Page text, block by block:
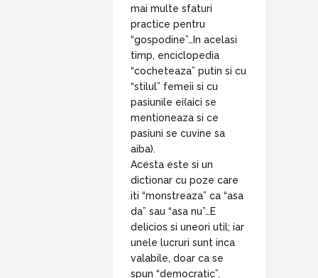
mai multe sfaturi
practice pentru
“gospodine”…In acelasi
timp, enciclopedia
“cocheteaza” putin si cu
“stilul” femeii si cu
pasiunile ei(aici se
mentioneaza si ce
pasiuni se cuvine sa
aiba).
Acesta este si un
dictionar cu poze care
iti “monstreaza” ca “asa
da” sau “asa nu”…E
delicios si uneori util; iar
unele lucruri sunt inca
valabile, doar ca se
spun “democratic”.